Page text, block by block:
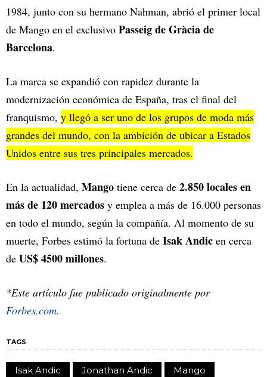
1984, junto con su hermano Nahman, abrió el primer local
de Mango en el exclusivo Passeig de Gràcia de
Barcelona.
La marca se expandió con rapidez durante la
modernización económica de España, tras el final del
franquismo, y llegó a ser uno de los grupos de moda más
grandes del mundo, con la ambición de ubicar a Estados
Unidos entre sus tres principales mercados.
En la actualidad, Mango tiene cerca de 2.850 locales en
más de 120 mercados y emplea a más de 16.000 personas
en todo el mundo, según la compañía. Al momento de su
muerte, Forbes estimó la fortuna de Isak Andic en cerca
de US$ 4500 millones.
*Este artículo fue publicado originalmente por
Forbes.com.
TAGS
Isak Andic Jonathan Andic
Mango